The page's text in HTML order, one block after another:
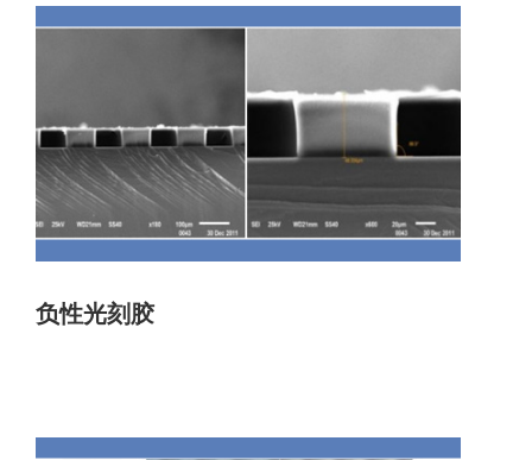
负性光刻胶